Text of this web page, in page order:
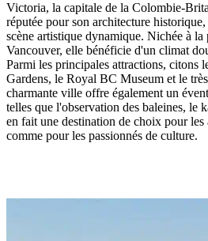
Victoria, la capitale de la Colombie-
réputée pour son architecture
scène artistique dynamique. Nichée à
Vancouver, elle bénéficie d'un climat
Parmi les principales attractions, citons
Gardens, le Royal BC Museum et le
charmante ville offre également un
telles que l'observation des baleines, le
en fait une destination de choix pour les
comme pour les passionnés de culture.